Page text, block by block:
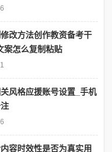
改方法创作教资备考干
案怎么复制粘贴
风格应援账号设置_手机
容时效性是否为真实用